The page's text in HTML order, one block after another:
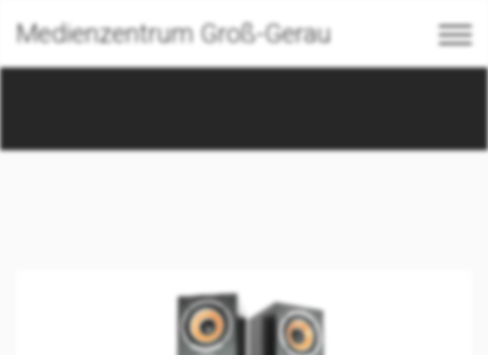
Medienzentrum Groß-Gerau